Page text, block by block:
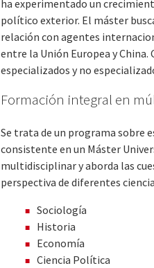
ha experimentado un
político exterior. El máster
relación con agentes
entre la Unión Europea y
especializados y no
Formación integral en
Se trata de un programa sobre
consistente en un Máster
multidisciplinar y aborda las
perspectiva de diferentes
Sociología
Historia
Economía
Ciencia Política